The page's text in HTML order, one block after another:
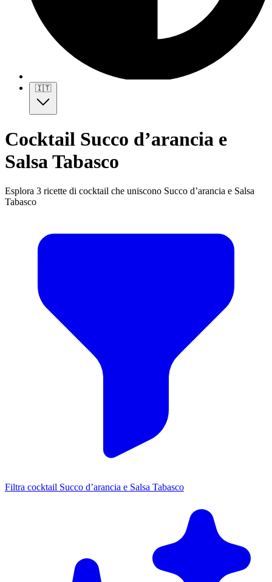
🇮🇹
Cocktail Succo d’arancia e
Salsa Tabasco
Esplora 3 ricette di cocktail che uniscono Succo d’arancia e Salsa
Tabasco
Filtra cocktail Succo d’arancia e Salsa Tabasco